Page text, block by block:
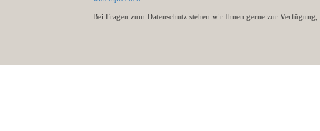
Bei Fragen zum Datenschutz stehen wir Ihnen gerne zur